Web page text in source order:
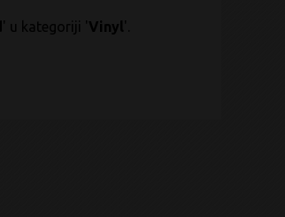
' u kategoriji 'Vinyl '.